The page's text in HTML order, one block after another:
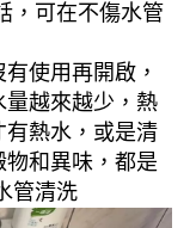
，可在不傷水管
使用再開啟，
越來越少，熱
有熱水，或是清
和異味，都是
管清洗